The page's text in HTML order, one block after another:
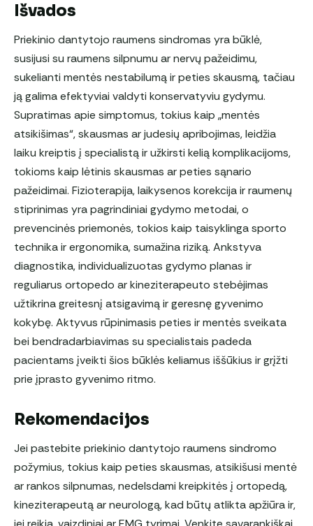
Išvados
Priekinio dantytojo raumens sindromas yra būklė,
susijusi su raumens silpnumu ar nervų pažeidimu,
sukelianti mentės nestabilumą ir peties skausmą, tačiau
ją galima efektyviai valdyti konservatyviu gydymu.
Supratimas apie simptomus, tokius kaip „mentės
atsikišimas“, skausmas ar judesių apribojimas, leidžia
laiku kreiptis į specialistą ir užkirsti kelią komplikacijoms,
tokioms kaip lėtinis skausmas ar peties sąnario
pažeidimai. Fizioterapija, laikysenos korekcija ir raumenų
stiprinimas yra pagrindiniai gydymo metodai, o
prevencinės priemonės, tokios kaip taisyklinga sporto
technika ir ergonomika, sumažina riziką. Ankstyva
diagnostika, individualizuotas gydymo planas ir
reguliarus ortopedo ar kineziterapeuto stebėjimas
užtikrina greitesnį atsigavimą ir geresnę gyvenimo
kokybę. Aktyvus rūpinimasis peties ir mentės sveikata
bei bendradarbiavimas su specialistais padeda
pacientams įveikti šios būklės keliamus iššūkius ir grįžti
prie įprasto gyvenimo ritmo.
Rekomendacijos
Jei pastebite priekinio dantytojo raumens sindromo
požymius, tokius kaip peties skausmas, atsikišusi mentė
ar rankos silpnumas, nedelsdami kreipkitės į ortopedą,
kineziterapeutą ar neurologą, kad būtų atlikta apžiūra ir,